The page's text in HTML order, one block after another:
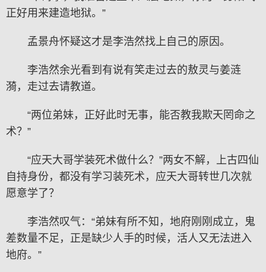
正好用来建造地狱。”
孟景舟怀疑这才是李浩然找上自己的原因。
李浩然余光看到有说有笑走过去的敖灵与姜涟
漪，走过去请教道。
“两位弟妹，正好此时无事，能否教我欺天罔命之
术？”
“应天大哥学装死术做什么？”两女不解，上古四仙
自持身份，都没有学习装死术，应天大哥转世几次就
愿意学了？
李浩然叹气：“弟妹有所不知，地府刚刚成立，鬼
差数量不足，正是缺少人手的时候，活人又无法进入
地府。”